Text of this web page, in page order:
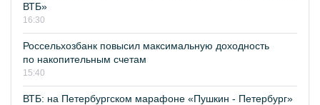
ВТБ»
16:30
Россельхозбанк повысил максимальную доходность
по накопительным счетам
15:40
ВТБ: на Петербургском марафоне «Пушкин - Петербург»